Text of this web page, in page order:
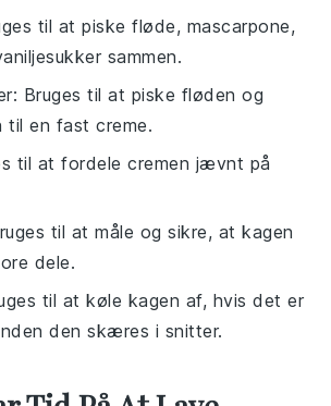
til at piske fløde, mascarpone,
sammen.
: Bruges til at piske fløden og
til en fast creme.
til at fordele cremen jævnt på
til at måle og sikre, at kagen
dele.
til at køle kagen af, hvis det er
den skæres i snitter.